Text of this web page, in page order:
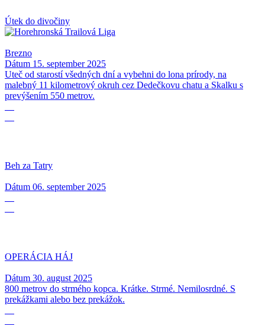
Útek do divočiny
Brezno
Dátum 15. september 2025
Uteč od starostí všedných dní a vybehni do lona prírody, na
malebný 11 kilometrový okruh cez Dedečkovu chatu a Skalku s
prevýšením 550 metrov.
Beh za Tatry
Dátum 06. september 2025
OPERÁCIA HÁJ
Dátum 30. august 2025
800 metrov do strmého kopca. Krátke. Strmé. Nemilosrdné. S
prekážkami alebo bez prekážok.